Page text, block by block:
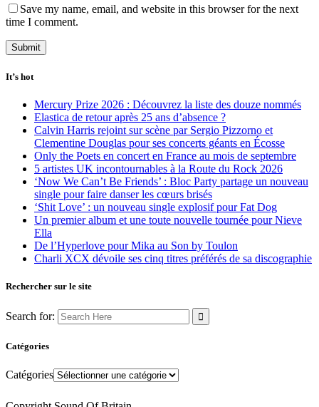
Save my name, email, and website in this browser for the next
time I comment.
It’s hot
Mercury Prize 2026 : Découvrez la liste des douze nommés
Elastica de retour après 25 ans d’absence ?
Calvin Harris rejoint sur scène par Sergio Pizzorno et
Clementine Douglas pour ses concerts géants en Écosse
Only the Poets en concert en France au mois de septembre
5 artistes UK incontournables à la Route du Rock 2026
‘Now We Can’t Be Friends’ : Bloc Party partage un nouveau
single pour faire danser les cœurs brisés
‘Shit Love’ : un nouveau single explosif pour Fat Dog
Un premier album et une toute nouvelle tournée pour Nieve
Ella
De l’Hyperlove pour Mika au Son by Toulon
Charli XCX dévoile ses cinq titres préférés de sa discographie
Rechercher sur le site
Search for:
Catégories
Catégories